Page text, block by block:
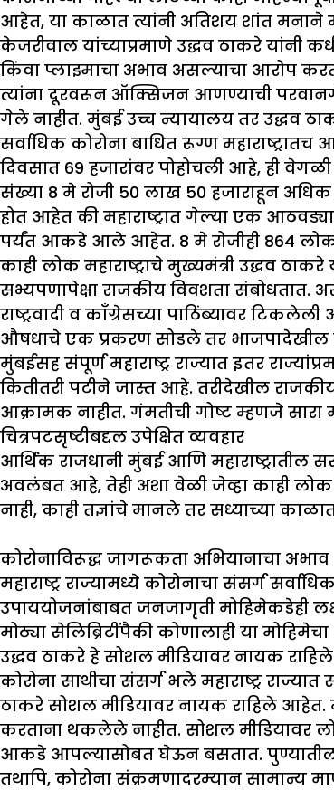
आहेत, या काळात त्यांनी अतिशय शांत मनाने
केजरीवाल यांच्याप्रमाणे उद्धव ठाकरे यांनी
किंवा प्लाझ्माचा अभाव असल्याचा आरोप
त्यांना दूरवरून ऑक्सिजन आणण्याची परवानगी
गेले नाहीत. मुंबई उच्च न्यायालय तर उद्धव
सर्वाधिक कोरोना बाधित रूग्ण
दिवसात 69 हजारांवर पोहोचली आहे, ही
संख्या 8 मे रोजी 50 लाख 50 हजाराहून
होत आहेत की महाराष्ट्रात गेल्या एक
पर्यंत आकडे आले आहेत. 8 मे रोजीही 864
काही लोक महाराष्ट्राचे मुख्यमंत्री उद्धव
सभ्यपणापेक्षा राजकीय विवशता संबोधतात.
राष्ट्रवादी व कॉंग्रेसच्या पाठिंब्यावर
औषधाचे एक प्रकरण सोडले तर भाजपादेखील
मुंबईसह संपूर्ण महाराष्ट्र राज्यात इतर
कितीतरी पटीने जास्त आहे. तरीदेखील
आक्रामक नाहीत. गंमतीची गोष्ट म्हणजे सारा
चित्रपटसृष्टीबद्दल उपेक्षित व्यवहार
आर्थिक राजधानी मुंबई आणि महाराष्ट्रातील
अवलंबत आहे, तेही अशा वेळी जेव्हा काही लोक
नाही, काही तज्ञांचे मानले तर सध्याच्या
कोरोनाविरूद्ध जागरूकता अभियानाचा अभाव
महाराष्ट्र राज्यामध्ये कोरोनाचा संसर्ग
उपाययोजनांबाबत जनजागृती मोहिमेकडेही लक्ष
मोठ्या सेलिब्रिटींपैकी कोणालाही या
उद्धव ठाकरे हे सोशल मीडियावर नायक राहिले
कोरोना साथीचा संसर्ग भले महाराष्ट्र
ठाकरे सोशल मीडियावर नायक राहिले आहेत.
करताना थकलेले नाहीत. सोशल मीडियावर
आकडे आपल्यासोबत घेऊन बसतात. पुण्यातील
तथापि, कोरोना संक्रमणादरम्यान सामान्य